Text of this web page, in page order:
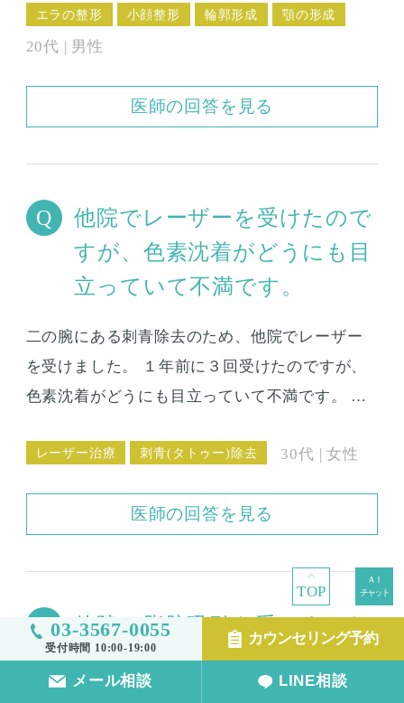
TOP
03-3567-0055
受付時間 10:00-19:00
カウンセリング予約
メール相談 LINE相談
左右差があり、悩んでいます。 手術直後は「腫
れがひいたらおさまります」と言われていたの
差が気になります。 歯の幅が左右非対称だった
の修正にはどんな方法があるでしょうか？
エラの整形 小顔整形 輪郭形成 顎の形成
20代 | 男性
医師の回答を見る
他院でレーザーを受けたので
すが、色素沈着がどうにも目
立っていて不満です。
二の腕にある刺青除去のため、他院でレーザー
を受けました。 １年前に３回受けたのですが、
色素沈着がどうにも目立っていて不満です。 こ
しょうか？ 何か治療法はありませんか？ ちなみ
シミのように見えて本当にイヤです。
レーザー治療 刺青(タトゥー)除去 30代 | 女性
医師の回答を見る
他院で脂肪吸引を受けました
が...